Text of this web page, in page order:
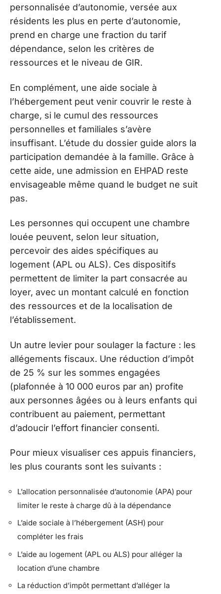
personnalisée d’autonomie, versée aux
résidents les plus en perte d’autonomie,
prend en charge une fraction du tarif
dépendance, selon les critères de
ressources et le niveau de GIR.
En complément, une aide sociale à
l’hébergement peut venir couvrir le reste à
charge, si le cumul des ressources
personnelles et familiales s’avère
insuffisant. L’étude du dossier guide alors la
participation demandée à la famille. Grâce à
cette aide, une admission en EHPAD reste
envisageable même quand le budget ne suit
pas.
Les personnes qui occupent une chambre
louée peuvent, selon leur situation,
percevoir des aides spécifiques au
logement (APL ou ALS). Ces dispositifs
permettent de limiter la part consacrée au
loyer, avec un montant calculé en fonction
des ressources et de la localisation de
l’établissement.
Un autre levier pour soulager la facture : les
allégements fiscaux. Une réduction d’impôt
de 25 % sur les sommes engagées
(plafonnée à 10 000 euros par an) profite
aux personnes âgées ou à leurs enfants qui
contribuent au paiement, permettant
d’adoucir l’effort financier consenti.
Pour mieux visualiser ces appuis financiers,
les plus courants sont les suivants :
L’allocation personnalisée d’autonomie (APA) pour
limiter le reste à charge dû à la dépendance
L’aide sociale à l’hébergement (ASH) pour
compléter les frais
L’aide au logement (APL ou ALS) pour alléger la
location d’une chambre
La réduction d’impôt permettant d’alléger la